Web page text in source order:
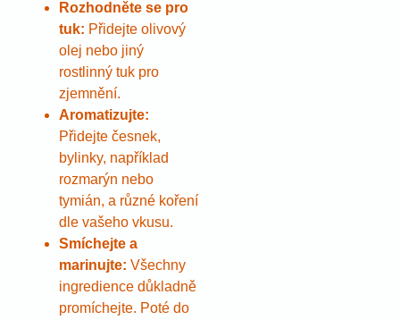
Rozhodněte se pro
tuk: Přidejte olivový
olej nebo jiný
rostlinný tuk pro
zjemnění.
Aromatizujte:
Přidejte česnek,
bylinky, například
rozmarýn nebo
tymián, a různé koření
dle vašeho vkusu.
Smíchejte a
marinujte: Všechny
ingredience důkladně
promíchejte. Poté do